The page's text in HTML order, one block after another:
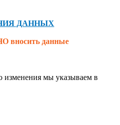
ДАННЫХ
вносить данные
изменения мы указываем в